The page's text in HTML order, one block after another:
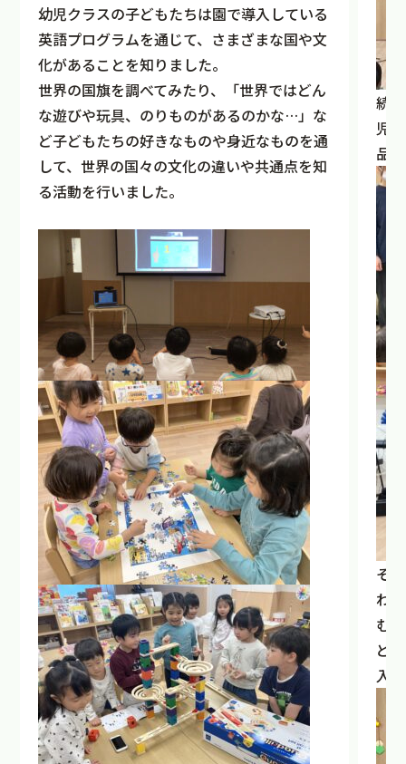
幼児クラスの子どもたちは園で導入している
英語プログラムを通じて、さまざまな国や文
化があることを知りました。
世界の国旗を調べてみたり、「世界ではどん
な遊びや玩具、のりものがあるのかな…」な
ど子どもたちの好きなものや身近なものを通
して、世界の国々の文化の違いや共通点を知
る活動を行いました。
続
児
品
そ
わ
む
ど
入